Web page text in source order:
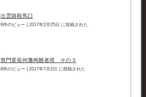
出雲路鞍馬口
8件のビュー 2017年2月25日 に投稿された
禁門変長州藩殉難者塔 その３
8件のビュー 2017年7月2日 に投稿された